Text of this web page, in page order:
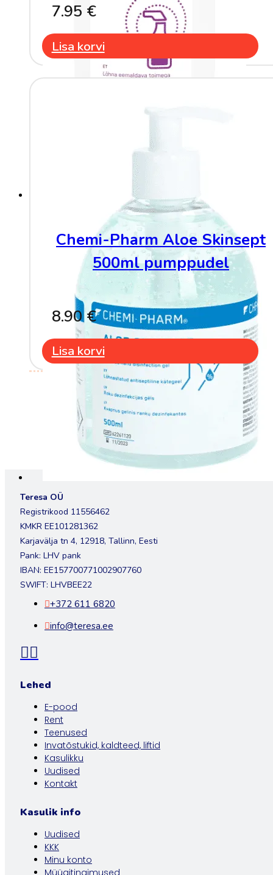
7.95 €
Lisa korvi
Chemi-Pharm Aloe Skinsept
500ml pumppudel
8.90€
Lisa korvi
Teresa OÜ
Registrikood 11556462
KMKR EE101281362
Karjavälja tn 4, 12918, Tallinn, Eesti
Pank: LHV pank
IBAN: EE157700771002907760
SWIFT: LHVBEE22
+372 611 6820
info@teresa.ee
Lehed
E-pood
Rent
Teenused
Invatõstukid, kaldteed, liftid
Kasulikku
Uudised
Kontakt
Kasulik info
Uudised
KKK
Minu konto